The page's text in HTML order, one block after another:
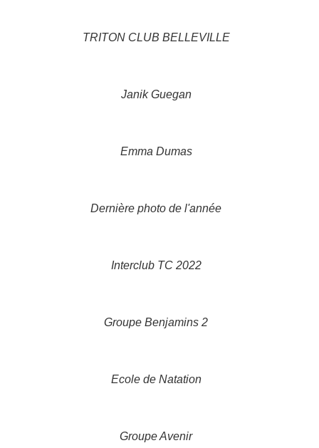
TRITON CLUB BELLEVILLE
Janik Guegan
Emma Dumas
Dernière photo de l'année
Interclub TC 2022
Groupe Benjamins 2
Ecole de Natation
Groupe Avenir